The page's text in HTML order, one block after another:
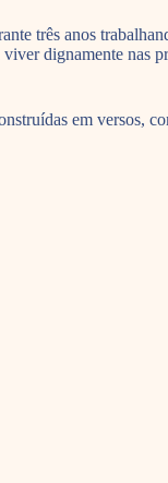
três anos
dignamente nas
em versos,